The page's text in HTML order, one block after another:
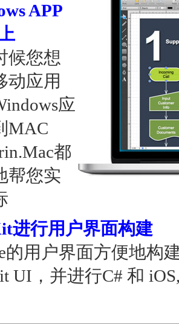
APP
候您想
动应用
应
MAC
都
帮您实
进行用户界面构建
的用户界面方便地构
UI，并进行C# 和